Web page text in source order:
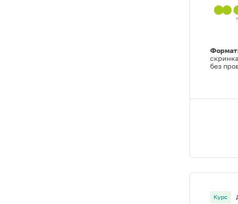
без
Курс